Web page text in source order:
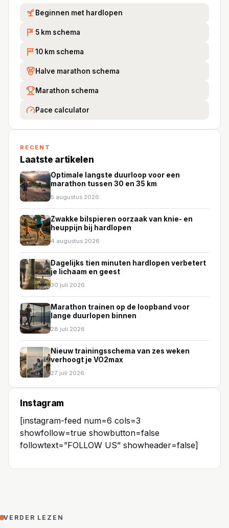
Beginnen met hardlopen
5K 5 km schema
10 10 km schema
Halve marathon schema
Marathon schema
Pace calculator
RECENT
Laatste artikelen
Optimale langste duurloop voor een
marathon tussen 30 en 35 km
5 augustus 2026
Zwakke bilspieren oorzaak van knie- en
heuppijn bij hardlopen
4 augustus 2026
Dagelijks tien minuten hardlopen verbetert
je lichaam en geest
30 juli 2026
Marathon trainen op de loopband voor
lange duurlopen binnen
28 juli 2026
Nieuw trainingsschema van zes weken
verhoogt je VO2max
27 juli 2026
Instagram
[instagram-feed num=6 cols=3
showfollow=true showbutton=false
followtext=”FOLLOW US” showheader=false]
VERDER LEZEN